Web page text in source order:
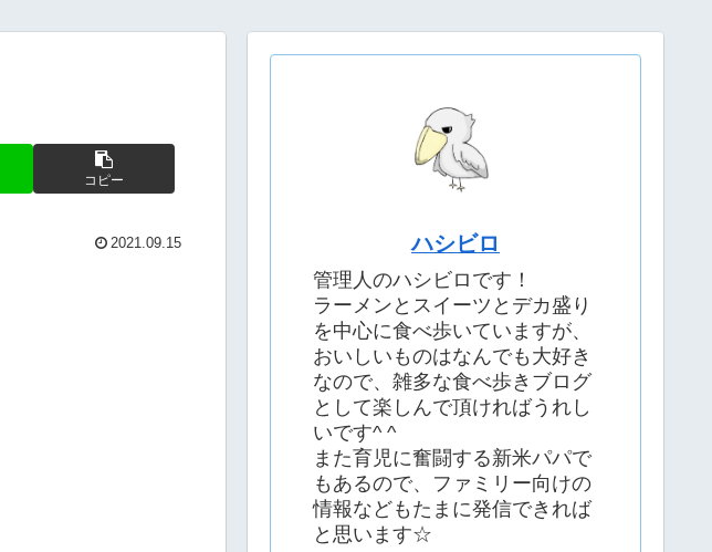
コピー
2021.09.15 ハシビロ
管理人のハシビロです！
ラーメンとスイーツとデカ盛り
を中心に食べ歩いていますが、
おいしいものはなんでも大好き
なので、雑多な食べ歩きブログ
として楽しんで頂ければうれし
いです^ ^
また育児に奮闘する新米パパで
もあるので、ファミリー向けの
情報などもたまに発信できれば
と思います☆